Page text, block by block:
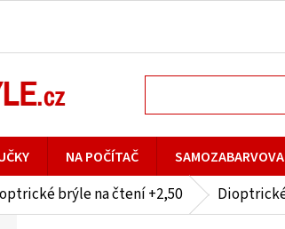
NA POČÍTAČ
brýle na čtení +2,50 Dioptrické